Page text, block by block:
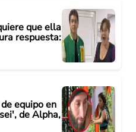
que ella
respuesta:
equipo en
de Alpha,